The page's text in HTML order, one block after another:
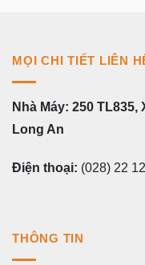
MỌI CHI TIẾT LIÊN
Nhà Máy: 250 TL835,
Long An
Điện thoại: (028) 22
THÔNG TIN